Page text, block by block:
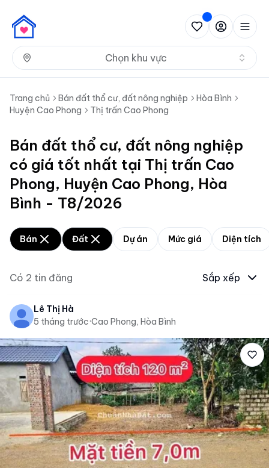
Chọn khu vực
Trang chủ Bán đất thổ cư, đất nông nghiệp
Hòa Bình
Huyện Cao Phong
Thị trấn Cao Phong
Bán đất thổ cư, đất nông nghiệp
có giá tốt nhất tại Thị trấn Cao
Phong, Huyện Cao Phong, Hòa
Bình - T8/2026
Bán Đất Dự án Mức giá Diện tích
Có 2 tin đăng Sắp xếp
Lê Thị Hà
5 tháng trước·Cao Phong, Hòa Bình